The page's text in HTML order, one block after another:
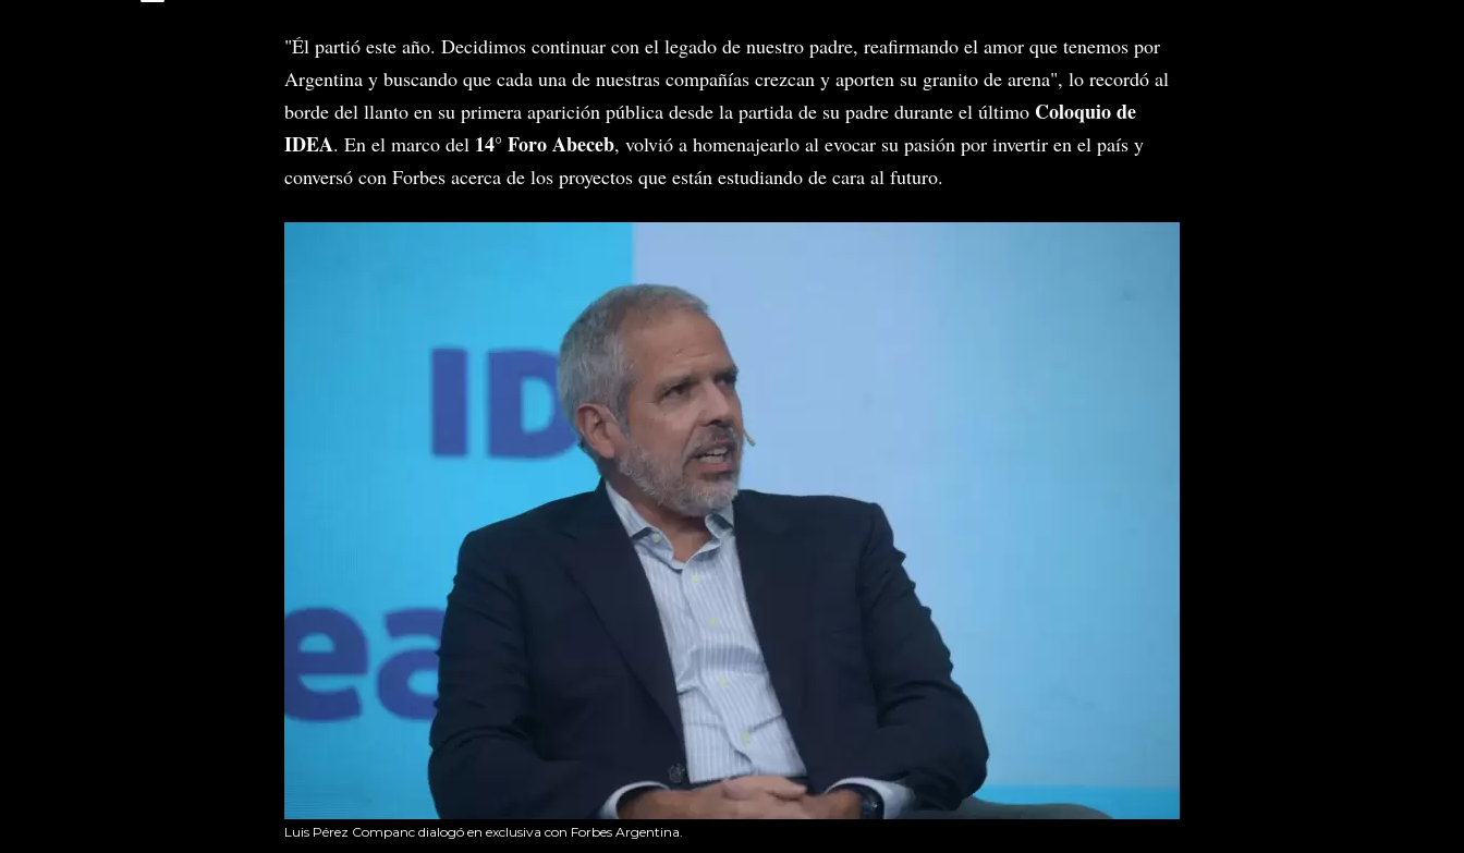
"Él partió este año. Decidimos continuar con el legado de nuestro padre, reafirmando el amor que tenemos por
Argentina y buscando que cada una de nuestras compañías crezcan y aporten su granito de arena", lo recordó al
borde del llanto en su primera aparición pública desde la partida de su padre durante el último Coloquio de
IDEA. En el marco del 14° Foro Abeceb, volvió a homenajearlo al evocar su pasión por invertir en el país y
conversó con Forbes acerca de los proyectos que están estudiando de cara al futuro.
Luis Pérez Companc dialogó en exclusiva con Forbes Argentina.